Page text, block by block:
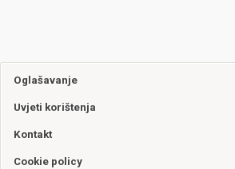
Oglašavanje
Uvjeti korištenja
Kontakt
Cookie policy